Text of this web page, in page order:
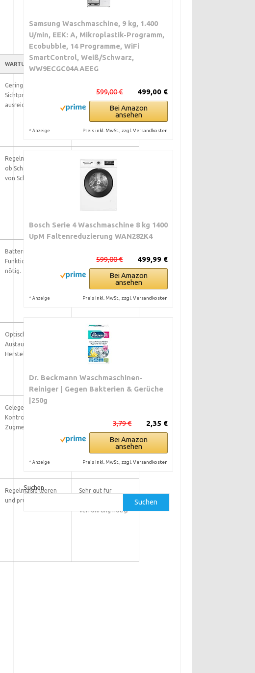
WARTUNGSAUFWAND
Gering. Regelmäßige
Sichtprüfung
ausreichend.
Festinstallation.
Für Mieter nur mit
Regelmäßig prüfen,
ob Schaltpunkt frei
von Schmutz ist.
Gut für Mieter,
wenn provisorisch
einsetzbar.
Batteriewechsel und
Funktionsprüfung
nötig.
batteriebetriebene
Varianten für
Optische Kontrolle.
Austausch nach
Herstellervorgabe.
Sehr gut für
Mieter. Einfache
Nachrüstung.
Gelegentliche
Kontrolle des
Zugmechanismus.
Eigentümer. Für
Mieter mit
Abnahme möglich.
Regelmäßig leeren
und prüfen.
Sehr gut für
Verrohrung nötig.
Samsung Waschmaschine, 9 kg, 1.400
U/min, EEK: A, Mikroplastik-Programm,
Ecobubble, 14 Programme, WiFi
SmartControl, Weiß/Schwarz,
WW9ECGC04AAEEG
499,00 €
599,00 €
Bei Amazon
ansehen
* Anzeige Preis inkl. MwSt., zzgl. Versandkosten
Bosch Serie 4 Waschmaschine 8 kg 1400
UpM Faltenreduzierung WAN282K4
499,99 €
599,00 €
Bei Amazon
ansehen
* Anzeige Preis inkl. MwSt., zzgl. Versandkosten
Dr. Beckmann Waschmaschinen-
Reiniger | Gegen Bakterien & Gerüche
|250g
2,35 €
3,79 €
Bei Amazon
ansehen
* Anzeige Preis inkl. MwSt., zzgl. Versandkosten
Suchen
Suchen